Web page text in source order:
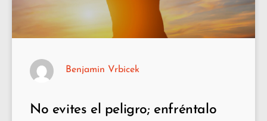
No evites el peligro; enfréntalo
Benjamin Vrbicek